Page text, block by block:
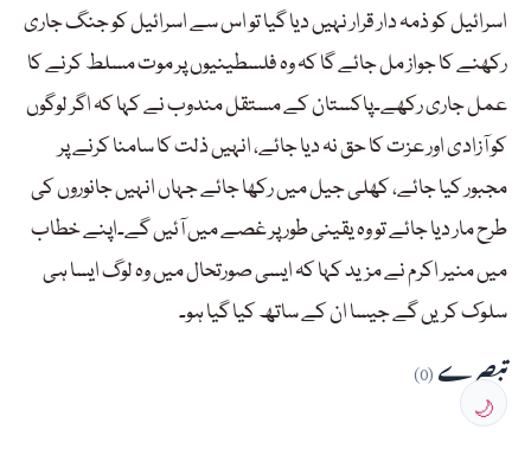
اسرائیل کو ذمہ دار قرار نہیں دیا گیا تو اس سے اسرائیل کو جنگ جاری
رکھنے کا جواز مل جائے گا کہ وہ فلسطینیوں پر موت مسلط کرنے کا
عمل جاری رکھے۔پاکستان کے مستقل مندوب نے کہا کہ اگر لوگوں
کو آزادی اور عزت کا حق نہ دیا جائے، انہیں ذلت کا سامنا کرنے پر
مجبور کیا جائے، کھلی جیل میں رکھا جائے جہاں انہیں جانوروں کی
طرح مار دیا جائے تو وہ یقینی طور پر غصے میں آئیں گے۔اپنے خطاب
میں منیر اکرم نے مزید کہا کہ ایسی صورتحال میں وہ لوگ ایسا ہی
سلوک کریں گے جیسا ان کے ساتھ کیا گیا ہو۔
تبصرے(0)
🌙